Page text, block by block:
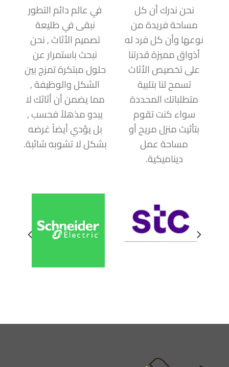
نحن ندرك أن كل
مساحة فريدة من
نوعها وأن كل فرد له
أذواق مميزة قدرتنا
على تخصيص الأثاث
تسمح لنا بتلبية
متطلباتك المحددة
سواء كنت تقوم
بتأثيث منزل مريح أو
مساحة عمل
ديناميكية.
في عالم دائم التطور
نبقى في طليعة
تصميم الأثاث , نحن
نبحث باستمرار عن
حلول مبتكرة تمزج بين
الشكل والوظيفة ,
مما يضمن أن أثاثك لا
يبدو مذهلاُ فحسب ,
بل يؤدي أيضاً غرضه
بشكل لا تشوبه شائبة.